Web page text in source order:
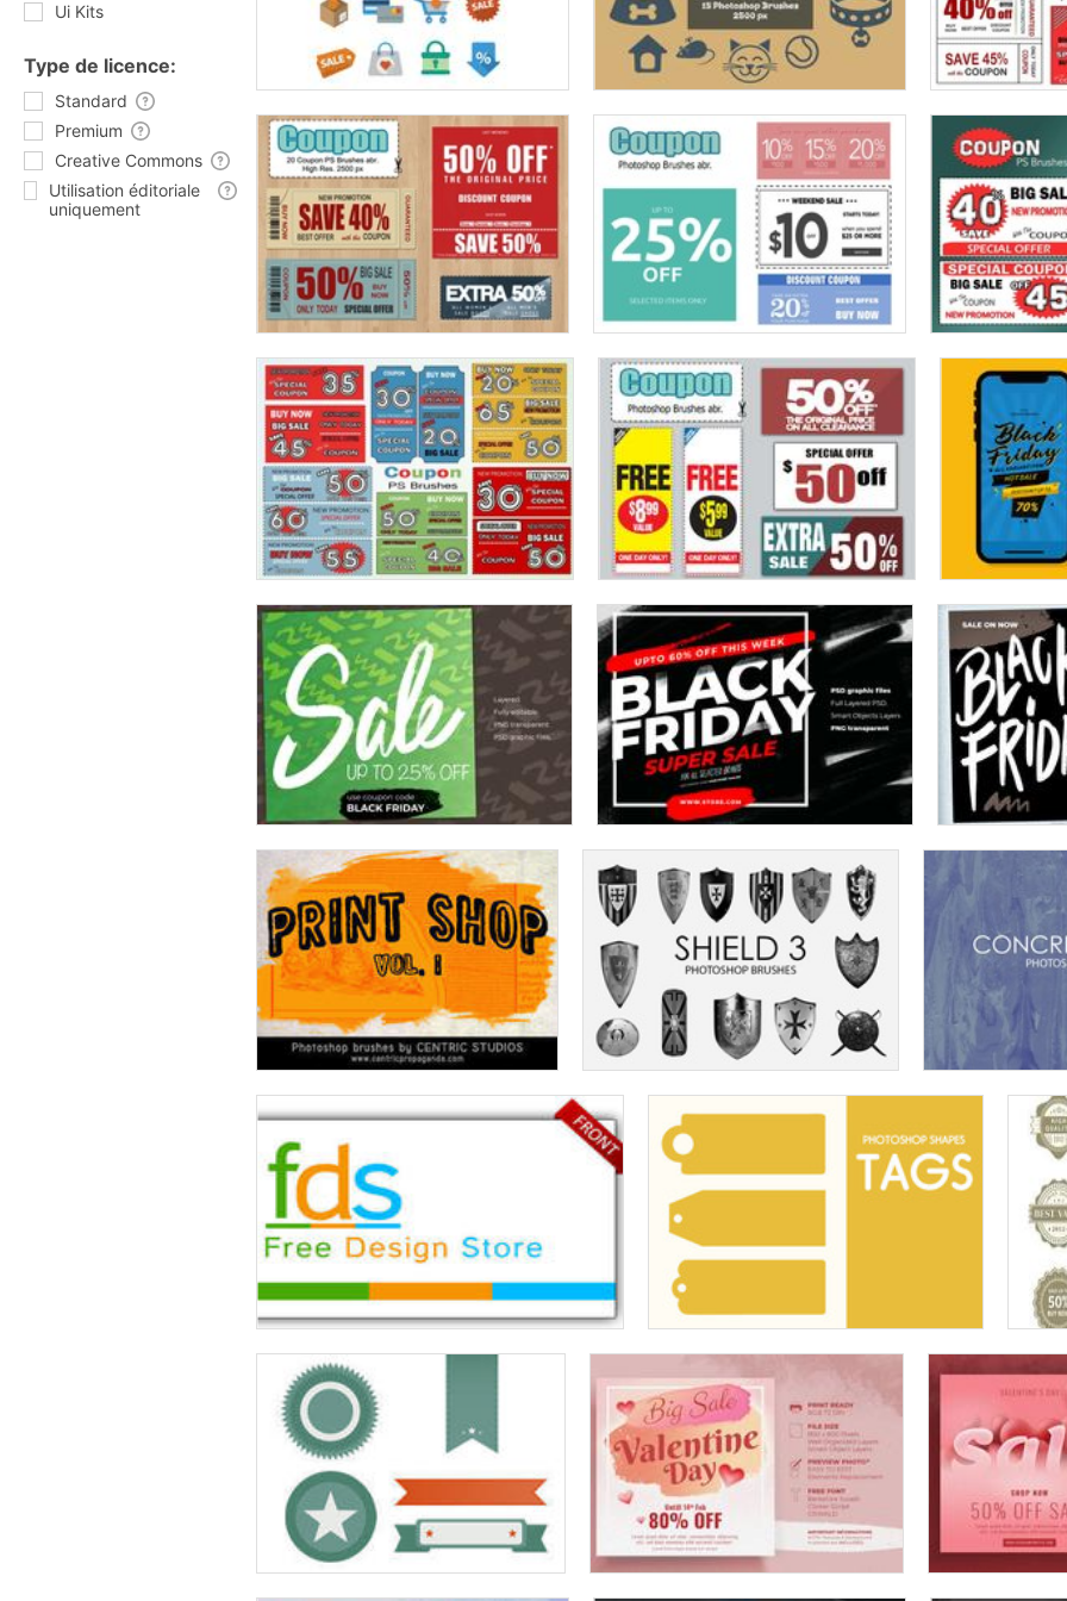
Ui Kits
Type de licence:
Standard
Premium
Creative Commons
Utilisation éditoriale
uniquement